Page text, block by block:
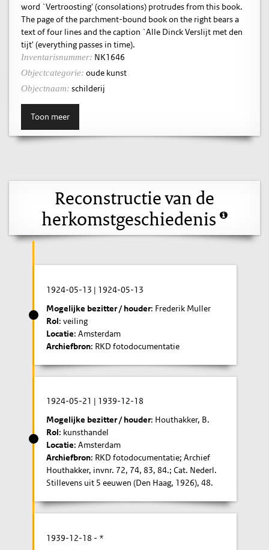
word `Vertroosting' (consolations) protrudes from this book.
The page of the parchment-bound book on the right bears a
text of four lines and the caption `Alle Dinck Verslijt met den
tijt' (everything passes in time).
Inventarisnummer: NK1646
Objectcategorie: oude kunst
Objectnaam: schilderij
Toon meer
Reconstructie van de
herkomstgeschiedenis
1924-05-13 | 1924-05-13
Mogelijke bezitter / houder: Frederik Muller
Rol: veiling
Locatie: Amsterdam
Archiefbron: RKD fotodocumentatie
1924-05-21 | 1939-12-18
Mogelijke bezitter / houder: Houthakker, B.
Rol: kunsthandel
Locatie: Amsterdam
Archiefbron: RKD fotodocumentatie; Archief
Houthakker, invnr. 72, 74, 83, 84.; Cat. Nederl.
Stillevens uit 5 eeuwen (Den Haag, 1926), 48.
1939-12-18 - *